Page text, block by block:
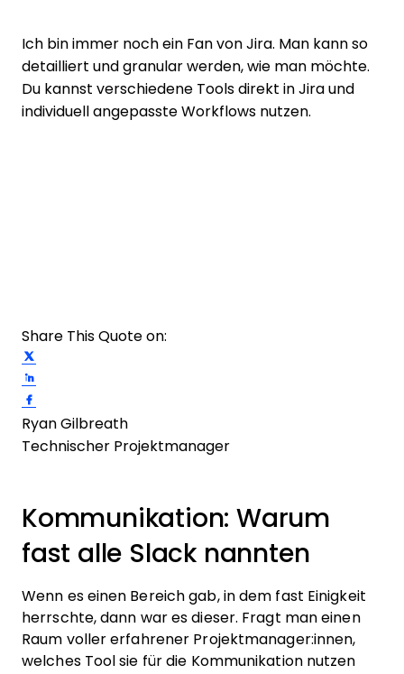
Ich bin immer noch ein Fan von Jira. Man kann so
detailliert und granular werden, wie man möchte.
Du kannst verschiedene Tools direkt in Jira und
individuell angepasste Workflows nutzen.
Share This Quote on:
Ryan Gilbreath
Technischer Projektmanager
Kommunikation: Warum
fast alle Slack nannten
Wenn es einen Bereich gab, in dem fast Einigkeit
herrschte, dann war es dieser. Fragt man einen
Raum voller erfahrener Projektmanager:innen,
welches Tool sie für die Kommunikation nutzen